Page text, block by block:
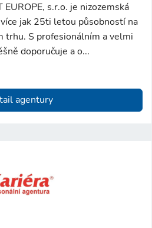
s.r.o. je nizozemská
jak 25ti letou působností na
trhu. S profesionálním a velmi
doporučuje a o...
agentury